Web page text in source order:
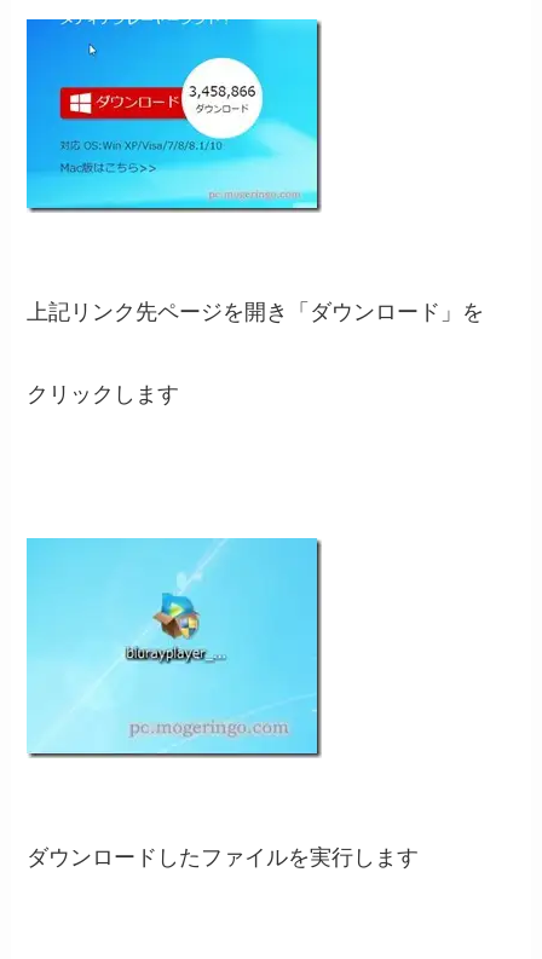
上記リンク先ページを開き「ダウンロード」を
クリックします
ダウンロードしたファイルを実行します